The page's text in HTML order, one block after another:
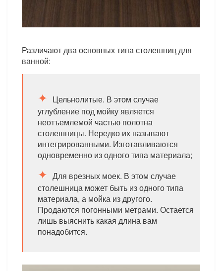
Различают два основных типа столешниц для
ванной:
Цельнолитые. В этом случае
углубление под мойку является
неотъемлемой частью полотна
столешницы. Нередко их называют
интегрированными. Изготавливаются
одновременно из одного типа материала;
Для врезных моек. В этом случае
столешница может быть из одного типа
материала, а мойка из другого.
Продаются погонными метрами. Остается
лишь выяснить какая длина вам
понадобится.